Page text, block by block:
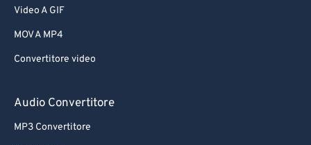
Video A GIF
MOV A MP4
Convertitore video
Audio Convertitore
MP3 Convertitore